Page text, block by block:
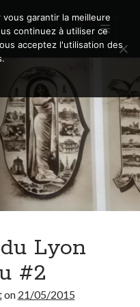
open
primary
menu
mon choix pour l’avenir
Caluire dans la Métropole de
Lyon
#2
on 21/05/2015
garantir la meilleure
continuez à utiliser ce
acceptez l'utilisation des